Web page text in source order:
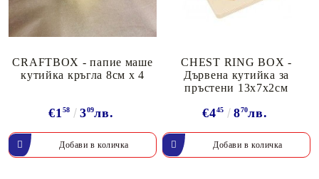
CRAFTBOX - папие маше
кутийка кръгла 8см х 4
€1 58 309лв.
CHEST RING BOX -
Дървена кутийка за
пръстени 13x7x2см
€445 870лв.